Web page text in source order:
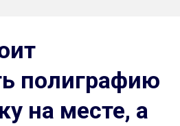
полиграфию
на месте, а